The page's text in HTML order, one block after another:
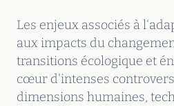
Les enjeux associés à
aux impacts du
transitions écologique et
cœur d'intenses
dimensions humaines,